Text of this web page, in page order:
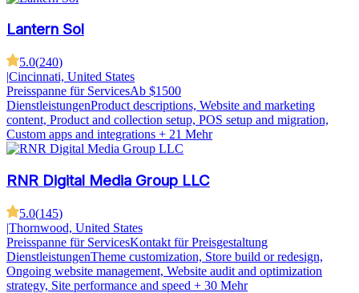
Lantern Sol
5.0(240)
|Cincinnati, United States
Preisspanne für ServicesAb $1500
DienstleistungenProduct descriptions, Website and marketing
content, Product and collection setup, POS setup and migration,
Custom apps and integrations + 21 Mehr
RNR Digital Media Group LLC
5.0(145)
|Thornwood, United States
Preisspanne für ServicesKontakt für Preisgestaltung
DienstleistungenTheme customization, Store build or redesign,
Ongoing website management, Website audit and optimization
strategy, Site performance and speed + 30 Mehr